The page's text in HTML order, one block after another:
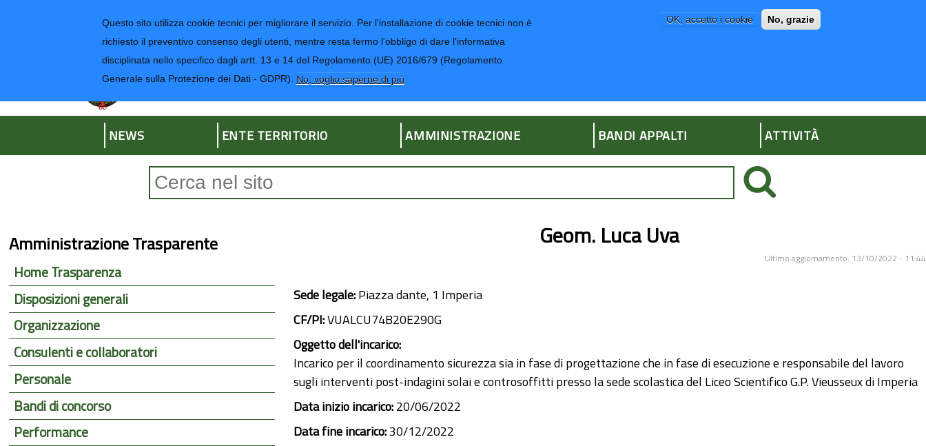
Questo sito utilizza cookie tecnici per migliorare il servizio. Per l'installazione di cookie tecnici non è
richiesto il preventivo consenso degli utenti, mentre resta fermo l'obbligo di dare l'informativa
disciplinata nello specifico dagli artt. 13 e 14 del Regolamento (UE) 2016/679 (Regolamento
Generale sulla Protezione dei Dati - GDPR). No, voglio saperne di più
OK, accetto i cookie No, grazie
Regione Liguria
Provincia di Imperia
NEWS ENTE TERRITORIO AMMINISTRAZIONE BANDI APPALTI ATTIVITÀ
Geom. Luca Uva
Ultimo aggiornamento: 13/10/2022 - 11:44
Sede legale:Piazza dante, 1 Imperia
CF/PI:VUALCU74B20E290G
Oggetto dell'incarico:
Incarico per il coordinamento sicurezza sia in fase di progettazione che in fase di esecuzione e responsabile del lavoro
sugli interventi post-indagini solai e controsoffitti presso la sede scolastica del Liceo Scientifico G.P. Vieusseux di Imperia
Data inizio incarico:20/06/2022
Data fine incarico:30/12/2022
Amministrazione Trasparente
Home Trasparenza
Disposizioni generali
Organizzazione
Consulenti e collaboratori
Personale
Bandi di concorso
Performance